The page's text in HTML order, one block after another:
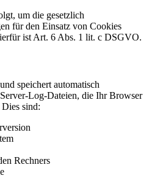
um die gesetzlich
für den Einsatz von Cookies
ist Art. 6 Abs. 1 lit. c DSGVO.
speichert automatisch
Log-Dateien, die Ihr Browser
sind:
Rechners